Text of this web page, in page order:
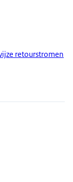
retourstromen